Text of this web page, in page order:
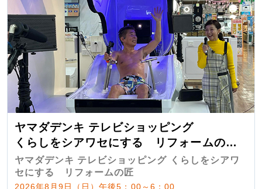
ヤマダデンキ テレビショッピング
くらしをシアワセにする リフォームの
匠 第7弾
ヤマダデンキ テレビショッピング くらしをシアワ
セにする リフォームの匠
2026年8月9日（日）午後5：00～6：00